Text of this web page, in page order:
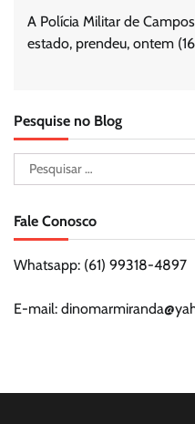
A Polícia Militar de
estado, prendeu, ontem
Pesquise no Blog
Pesquisar
por:
Fale Conosco
Whatsapp: (61) 99318-4897
E-mail: